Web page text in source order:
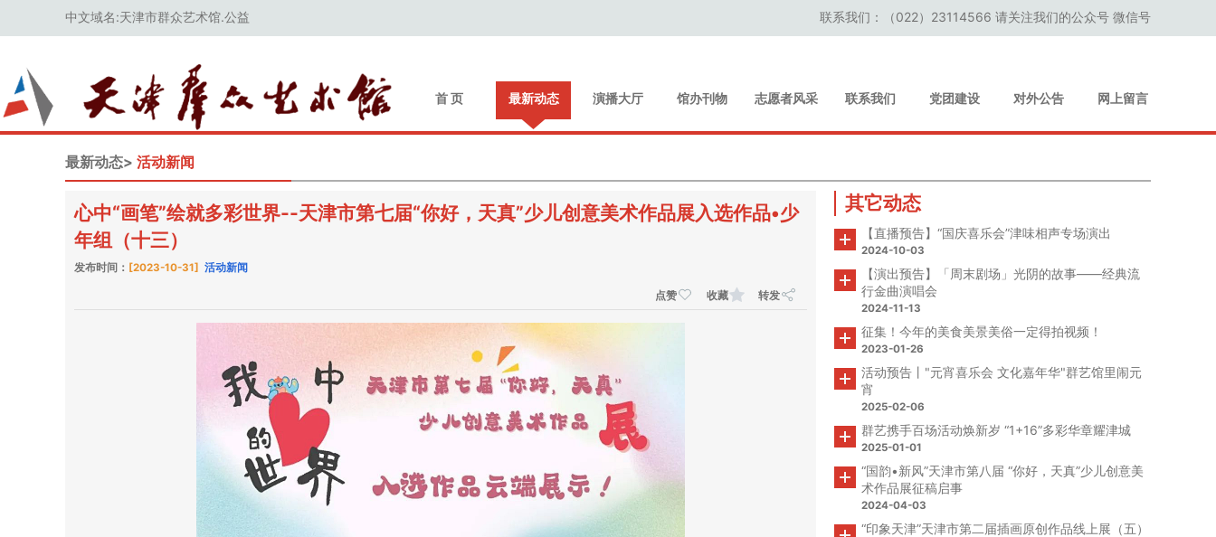
中文域名:天津市群众艺术馆.公益 联系我们：（022）23114566 请关注我们的公众号 微信号
首 页 最新动态 演播大厅 馆办刊物 志愿者风采 联系我们 党团建设 对外公告 网上留言
最新动态> 活动新闻
心中“画笔”绘就多彩世界--天津市第七届“你好，天真”少儿创意美术作品展入选作品•少
年组（十三）
发布时间： [2023-10-31] 活动新闻
点赞 收藏 转发
其它动态
【直播预告】“国庆喜乐会”津味相声专场演出
2024-10-03
【演出预告】「周末剧场」光阴的故事——经典流
行金曲演唱会
2024-11-13
征集！今年的美食美景美俗一定得拍视频！
2023-01-26
活动预告丨"元宵喜乐会 文化嘉年华"群艺馆里闹元
宵
2025-02-06
群艺携手百场活动焕新岁 “1+16”多彩华章耀津城
2025-01-01
“国韵•新风”天津市第八届 “你好，天真”少儿创意美
术作品展征稿启事
2024-04-03
“印象天津”天津市第二届插画原创作品线上展（五）